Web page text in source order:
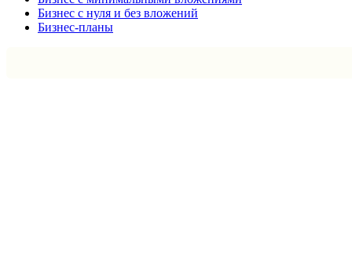
Бизнес с нуля и без вложений
Бизнес-планы